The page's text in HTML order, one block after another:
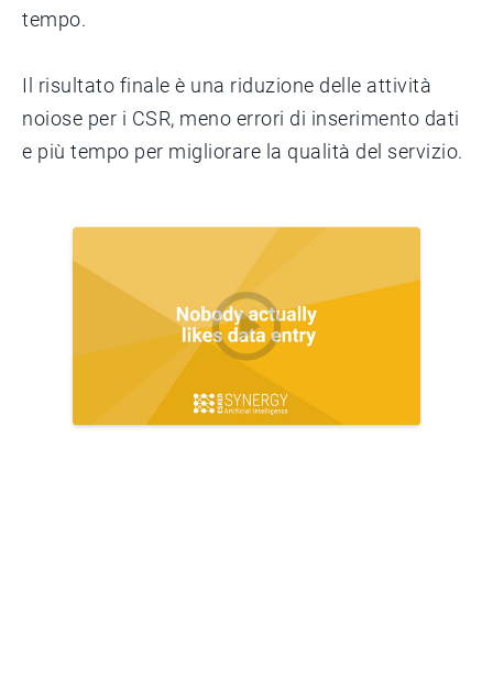
tempo.
Il risultato finale è una riduzione delle attività
noiose per i CSR, meno errori di inserimento dati
e più tempo per migliorare la qualità del servizio.